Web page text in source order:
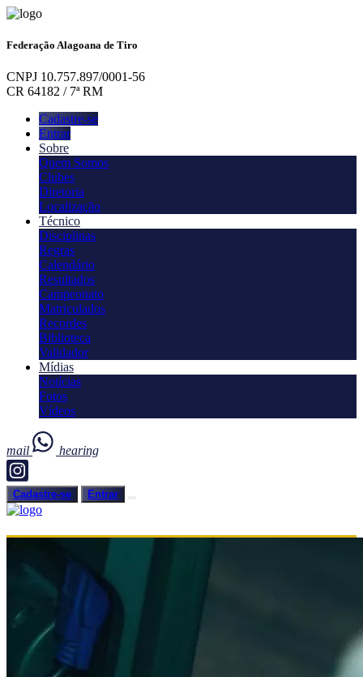
Federação Alagoana de Tiro
CNPJ 10.757.897/0001-56
CR 64182 / 7ª RM
Cadastre-se
Entrar
Sobre
Quem Somos
Clubes
Diretoria
Localização
Técnico
Disciplinas
Regras
Calendário
Resultados
Campeonato
Matriculados
Recordes
Biblioteca
Validador
Mídias
Notícias
Fotos
Vídeos
mail hearing
Cadastre-se Entrar